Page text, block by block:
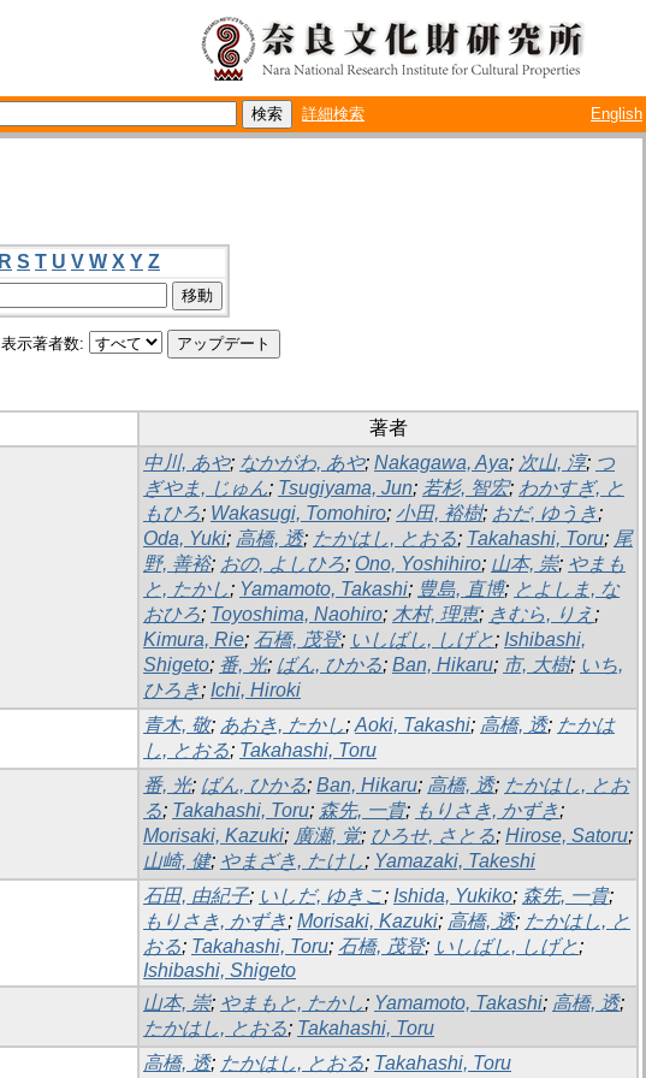
詳細検索 English
R S T U V W X Y Z
表示著者数:
著者
中川, あや; なかがわ, あや; Nakagawa, Aya; 次山, 淳; つ
ぎやま, じゅん; Tsugiyama, Jun; 若杉, 智宏; わかすぎ, と
もひろ; Wakasugi, Tomohiro; 小田, 裕樹; おだ, ゆうき;
Oda, Yuki; 高橋, 透; たかはし, とおる; Takahashi, Toru; 尾
野, 善裕; おの, よしひろ; Ono, Yoshihiro; 山本, 崇; やまも
と, たかし; Yamamoto, Takashi; 豊島, 直博; とよしま, な
おひろ; Toyoshima, Naohiro; 木村, 理恵; きむら, りえ;
Kimura, Rie; 石橋, 茂登; いしばし, しげと; Ishibashi,
Shigeto; 番, 光; ばん, ひかる; Ban, Hikaru; 市, 大樹; いち,
ひろき; Ichi, Hiroki
青木, 敬; あおき, たかし; Aoki, Takashi; 高橋, 透; たかは
し, とおる; Takahashi, Toru
番, 光; ばん, ひかる; Ban, Hikaru; 高橋, 透; たかはし, とお
る; Takahashi, Toru; 森先, 一貴; もりさき, かずき;
Morisaki, Kazuki; 廣瀬, 覚; ひろせ, さとる; Hirose, Satoru;
山崎, 健; やまざき, たけし; Yamazaki, Takeshi
石田, 由紀子; いしだ, ゆきこ; Ishida, Yukiko; 森先, 一貴;
もりさき, かずき; Morisaki, Kazuki; 高橋, 透; たかはし, と
おる; Takahashi, Toru; 石橋, 茂登; いしばし, しげと;
Ishibashi, Shigeto
山本, 崇; やまもと, たかし; Yamamoto, Takashi; 高橋, 透;
たかはし, とおる; Takahashi, Toru
高橋, 透; たかはし, とおる; Takahashi, Toru